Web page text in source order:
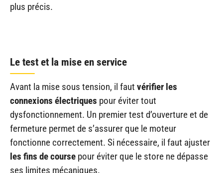
plus précis.
Le test et la mise en service
Avant la mise sous tension, il faut vérifier les
connexions électriques pour éviter tout
dysfonctionnement. Un premier test d’ouverture et de
fermeture permet de s’assurer que le moteur
fonctionne correctement. Si nécessaire, il faut ajuster
les fins de course pour éviter que le store ne dépasse
ses limites mécaniques.